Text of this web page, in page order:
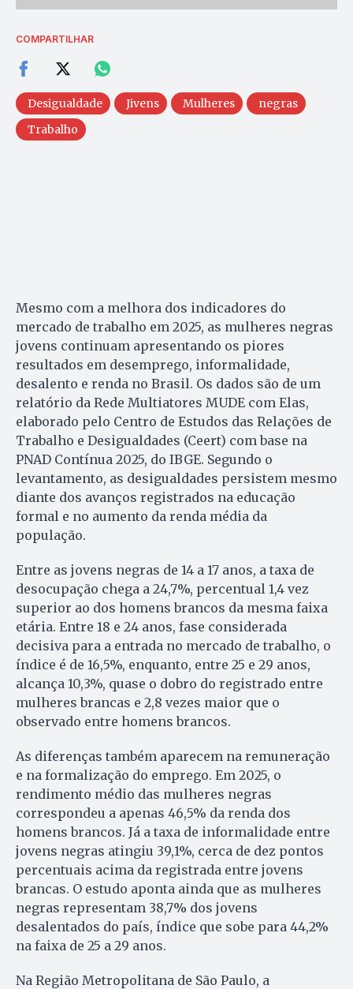
COMPARTILHAR
Desigualdade Jivens Mulheres
negras
Trabalho
Mesmo com a melhora dos indicadores do
mercado de trabalho em 2025, as mulheres negras
jovens continuam apresentando os piores
resultados em desemprego, informalidade,
desalento e renda no Brasil. Os dados são de um
relatório da Rede Multiatores MUDE com Elas,
elaborado pelo Centro de Estudos das Relações de
Trabalho e Desigualdades (Ceert) com base na
PNAD Contínua 2025, do IBGE. Segundo o
levantamento, as desigualdades persistem mesmo
diante dos avanços registrados na educação
formal e no aumento da renda média da
população.
Entre as jovens negras de 14 a 17 anos, a taxa de
desocupação chega a 24,7%, percentual 1,4 vez
superior ao dos homens brancos da mesma faixa
etária. Entre 18 e 24 anos, fase considerada
decisiva para a entrada no mercado de trabalho, o
índice é de 16,5%, enquanto, entre 25 e 29 anos,
alcança 10,3%, quase o dobro do registrado entre
mulheres brancas e 2,8 vezes maior que o
observado entre homens brancos.
As diferenças também aparecem na remuneração
e na formalização do emprego. Em 2025, o
rendimento médio das mulheres negras
correspondeu a apenas 46,5% da renda dos
homens brancos. Já a taxa de informalidade entre
jovens negras atingiu 39,1%, cerca de dez pontos
percentuais acima da registrada entre jovens
brancas. O estudo aponta ainda que as mulheres
negras representam 38,7% dos jovens
desalentados do país, índice que sobe para 44,2%
na faixa de 25 a 29 anos.
Na Região Metropolitana de São Paulo, a